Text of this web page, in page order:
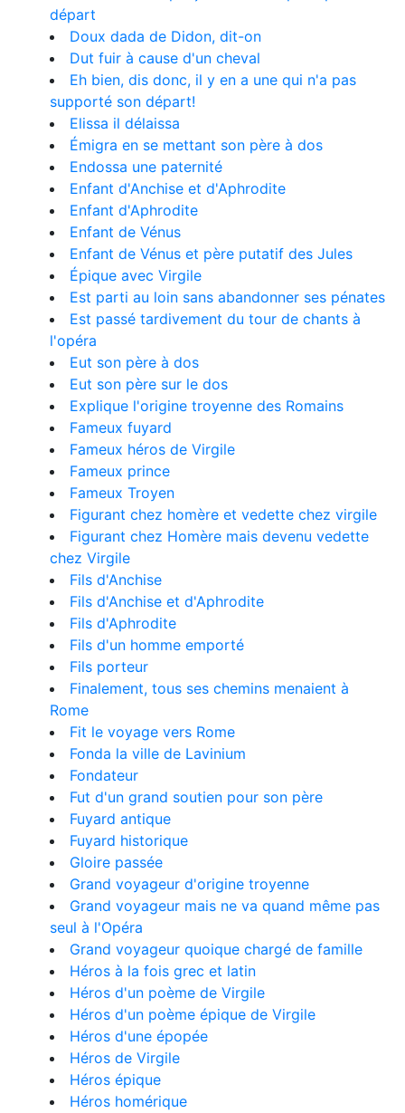
départ
Doux dada de Didon, dit-on
Dut fuir à cause d'un cheval
Eh bien, dis donc, il y en a une qui n'a pas
supporté son départ!
Elissa il délaissa
Émigra en se mettant son père à dos
Endossa une paternité
Enfant d'Anchise et d'Aphrodite
Enfant d'Aphrodite
Enfant de Vénus
Enfant de Vénus et père putatif des Jules
Épique avec Virgile
Est parti au loin sans abandonner ses pénates
Est passé tardivement du tour de chants à
l'opéra
Eut son père à dos
Eut son père sur le dos
Explique l'origine troyenne des Romains
Fameux fuyard
Fameux héros de Virgile
Fameux prince
Fameux Troyen
Figurant chez homère et vedette chez virgile
Figurant chez Homère mais devenu vedette
chez Virgile
Fils d'Anchise
Fils d'Anchise et d'Aphrodite
Fils d'Aphrodite
Fils d'un homme emporté
Fils porteur
Finalement, tous ses chemins menaient à
Rome
Fit le voyage vers Rome
Fonda la ville de Lavinium
Fondateur
Fut d'un grand soutien pour son père
Fuyard antique
Fuyard historique
Gloire passée
Grand voyageur d'origine troyenne
Grand voyageur mais ne va quand même pas
seul à l'Opéra
Grand voyageur quoique chargé de famille
Héros à la fois grec et latin
Héros d'un poème de Virgile
Héros d'un poème épique de Virgile
Héros d'une épopée
Héros de Virgile
Héros épique
Héros homérique